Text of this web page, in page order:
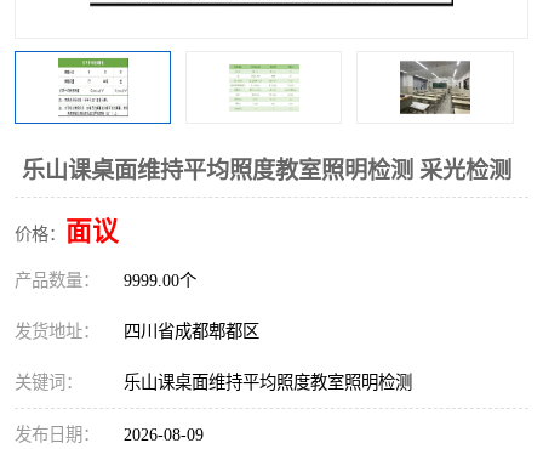
乐山课桌面维持平均照度教室照明检测 采光检测
价格： 面议
产品数量： 9999.00个
发货地址： 四川省成都郫都区
关键词： 乐山课桌面维持平均照度教室照明检测
发布日期： 2026-08-09